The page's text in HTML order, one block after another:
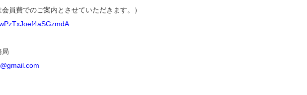
員費でのご案内とさせていただきます。）